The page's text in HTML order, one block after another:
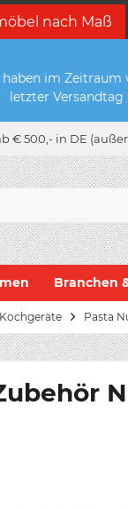
nach Maß
im Zeitraum
letzter Versandtag
€ 500,- in DE
Branchen
Kochgeräte Pasta